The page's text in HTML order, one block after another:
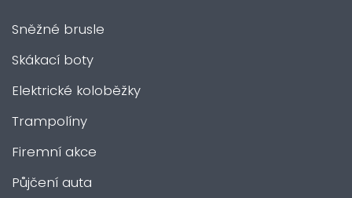
Sněžné brusle
Skákací boty
Elektrické koloběžky
Trampolíny
Firemní akce
Půjčení auta